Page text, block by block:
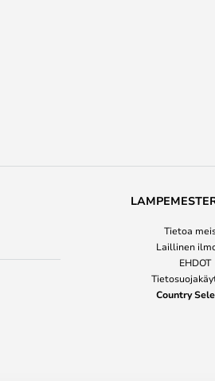
Tietoa
Laillinen
EHDOT
Country